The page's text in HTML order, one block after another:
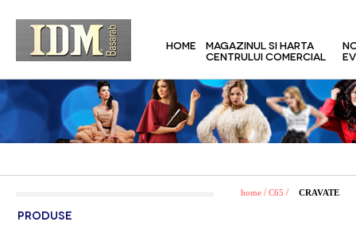
HOME
MAGAZINUL SI HARTA
CENTRULUI COMERCIAL
PRODUSE
home / C65 / CRAVATE